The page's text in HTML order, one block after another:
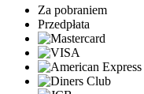
Za pobraniem
Przedpłata